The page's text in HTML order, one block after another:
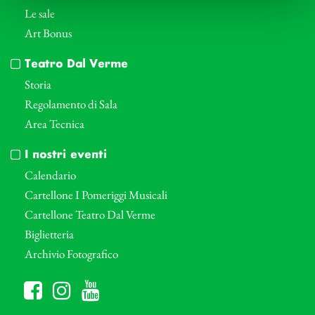
Le sale
Art Bonus
Teatro Dal Verme
Storia
Regolamento di Sala
Area Tecnica
I nostri eventi
Calendario
Cartellone I Pomeriggi Musicali
Cartellone Teatro Dal Verme
Biglietteria
Archivio Fotografico